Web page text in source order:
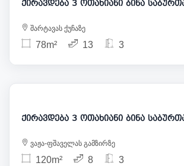
ქირავდება 3 ოთახიანი
შარტავას ქუჩაზე
78m² 13 3
ქირავდება 3 ოთახიანი
ვაჟა-ფშაველას გამზირზე
120m² 8 3